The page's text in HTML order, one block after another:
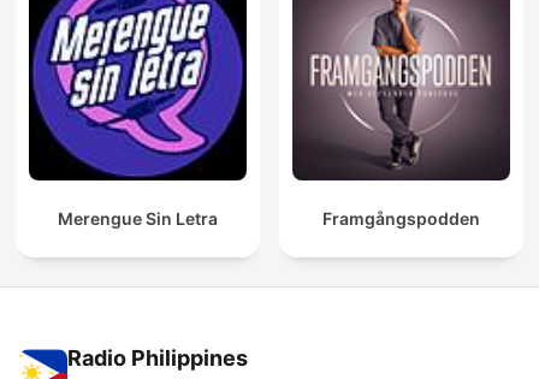
Merengue Sin Letra Framgångspodden
Radio Philippines